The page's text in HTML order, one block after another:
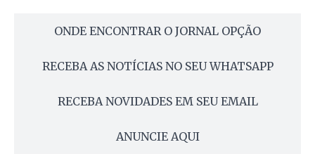
ONDE ENCONTRAR O JORNAL OPÇÃO
RECEBA AS NOTÍCIAS NO SEU WHATSAPP
RECEBA NOVIDADES EM SEU EMAIL
ANUNCIE AQUI